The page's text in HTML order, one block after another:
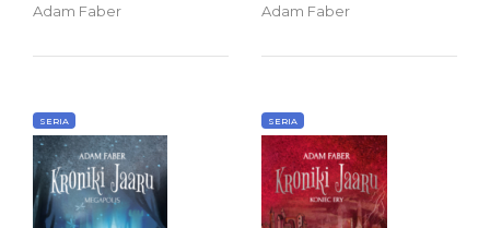
Adam Faber Adam Faber
SERIA SERIA